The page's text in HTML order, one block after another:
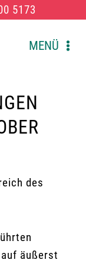
5173
MENÜ
äußerst